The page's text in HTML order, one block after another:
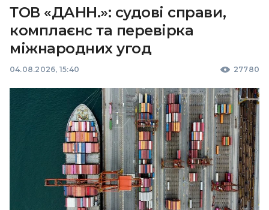
ТОВ «ДАНН.»: судові справи,
комплаєнс та перевірка
міжнародних угод
04.08.2026, 15:40 27780